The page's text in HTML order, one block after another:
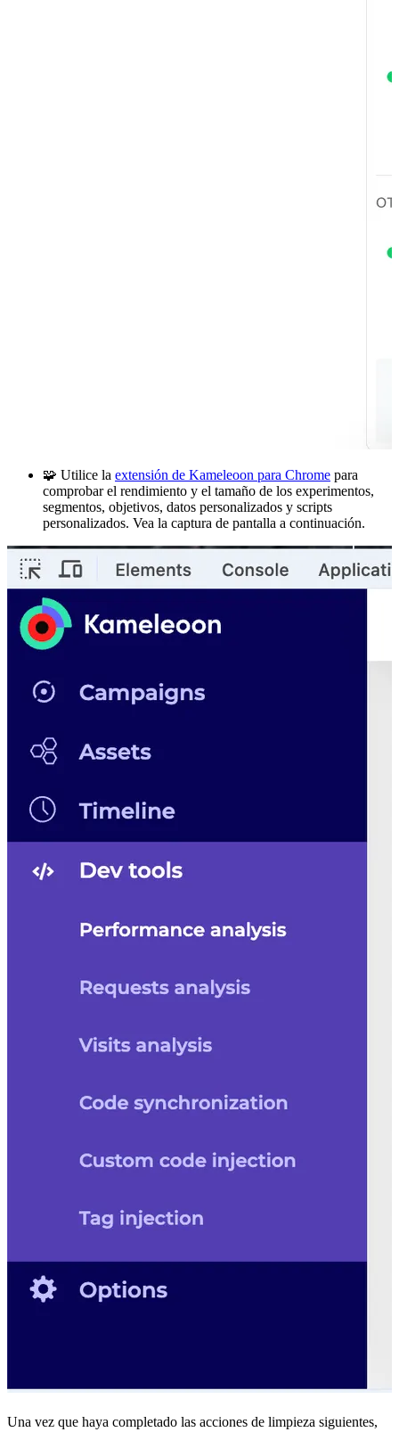
🧩 Utilice la extensión de Kameleoon para Chrome para
comprobar el rendimiento y el tamaño de los experimentos,
segmentos, objetivos, datos personalizados y scripts
personalizados. Vea la captura de pantalla a continuación.
Una vez que haya completado las acciones de limpieza siguientes,